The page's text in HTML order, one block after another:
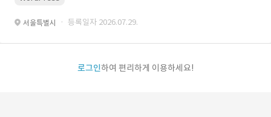
서울특별시 · 등록일자 2026.07.29.
로그인하여 편리하게 이용하세요!